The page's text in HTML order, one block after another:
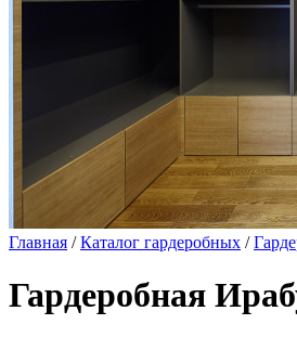
Главная /Каталог гардеробных /
Гардеробная